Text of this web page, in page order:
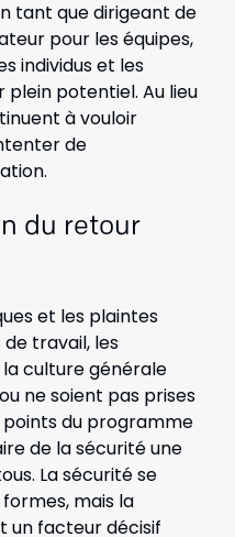
tant que dirigeant de
pour les équipes,
individus et les
potentiel. Au lieu
à vouloir
de
du retour
et les plaintes
travail, les
la culture générale
ne soient pas prises
points du programme
de la sécurité une
La sécurité se
mais la
un facteur décisif